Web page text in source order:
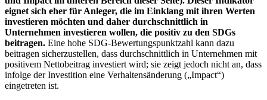
eignet sich eher für Anleger, die im Einklang mit ihren Werten
investieren möchten und daher durchschnittlich in
Unternehmen investieren wollen, die positiv zu den SDGs
beitragen. Eine hohe SDG-Bewertungspunktzahl kann dazu
beitragen sicherzustellen, dass durchschnittlich in Unternehmen mit
positivem Nettobeitrag investiert wird; sie zeigt jedoch nicht an, dass
infolge der Investition eine Verhaltensänderung („Impact“)
eingetreten ist.